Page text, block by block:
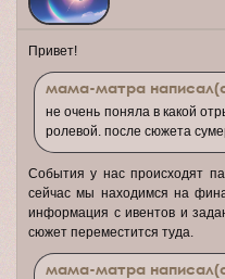
Привет!
мама-матра
не очень поняла в какой
ролевой. после сюжета
События у нас происходят
сейчас мы находимся на
информация с ивентов и
сюжет переместится туда.
мама-матра